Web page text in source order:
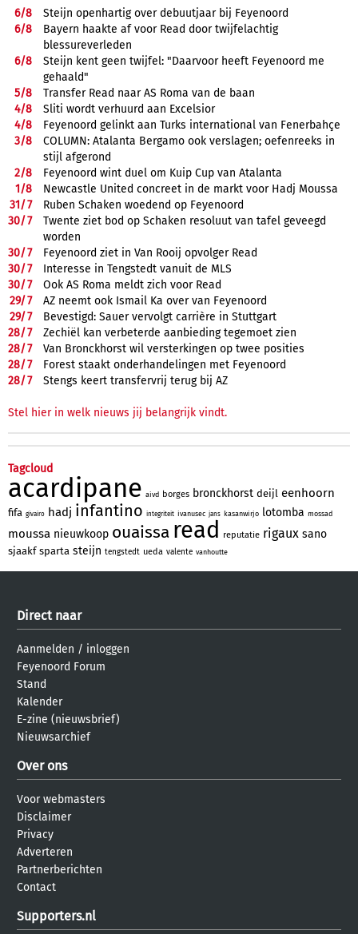
6/8
Steijn openhartig over debuutjaar bij Feyenoord
6/8
Bayern haakte af voor Read door twijfelachtig
blessureverleden
6/8
Steijn kent geen twijfel: "Daarvoor heeft Feyenoord me
gehaald"
5/8
Transfer Read naar AS Roma van de baan
4/8
Sliti wordt verhuurd aan Excelsior
4/8
Feyenoord gelinkt aan Turks international van Fenerbahçe
3/8
COLUMN: Atalanta Bergamo ook verslagen; oefenreeks in
stijl afgerond
2/8
Feyenoord wint duel om Kuip Cup van Atalanta
1/8
Newcastle United concreet in de markt voor Hadj Moussa
31/7
Ruben Schaken woedend op Feyenoord
30/7
Twente ziet bod op Schaken resoluut van tafel geveegd
worden
30/7
Feyenoord ziet in Van Rooij opvolger Read
30/7
Interesse in Tengstedt vanuit de MLS
30/7
Ook AS Roma meldt zich voor Read
29/7
AZ neemt ook Ismail Ka over van Feyenoord
29/7
Bevestigd: Sauer vervolgt carrière in Stuttgart
28/7
Zechiël kan verbeterde aanbieding tegemoet zien
28/7
Van Bronckhorst wil versterkingen op twee posities
28/7
Forest staakt onderhandelingen met Feyenoord
28/7 Stengs keert transfervrij terug bij AZ
Stel hier in welk nieuws jij belangrijk vindt.
Tagcloud
acardipane aivd borges bronckhorst deijl eenhoorn
fifa givairo hadj infantino integriteit ivanusec jans kasanwirjo lotomba mossad
moussa nieuwkoop ouaissa read reputatie rigaux sano
sjaakf sparta steijn tengstedt ueda valente vanhoutte
Direct naar
Aanmelden / inloggen
Feyenoord Forum
Stand
Kalender
E-zine (nieuwsbrief)
Nieuwsarchief
Over ons
Voor webmasters
Disclaimer
Privacy
Adverteren
Partnerberichten
Contact
Supporters.nl